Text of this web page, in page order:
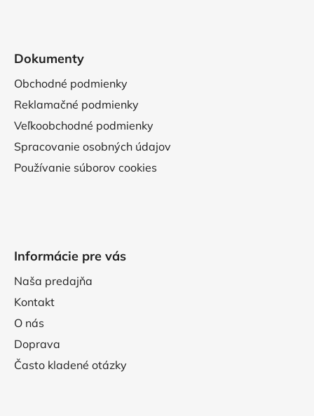
Dokumenty
Obchodné podmienky
Reklamačné podmienky
Veľkoobchodné podmienky
Spracovanie osobných údajov
Používanie súborov cookies
Informácie pre vás
Naša predajňa
Kontakt
O nás
Doprava
Často kladené otázky